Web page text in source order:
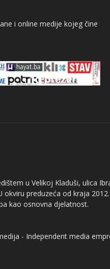
i online medije kojeg čine
u Velikoj Kladuši, ulica
okviru preduzeća od kraja
kao osnovna djelatnost.
- Independent media